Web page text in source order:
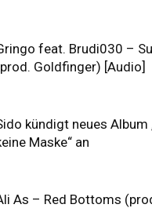
feat. Brudi030 –
Goldfinger) [Audio]
kündigt neues Album
Maske“ an
As – Red Bottoms